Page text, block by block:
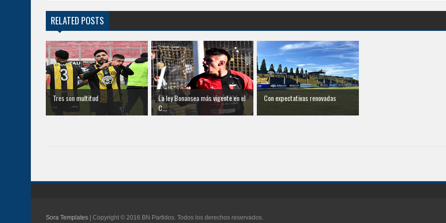
RELATED POSTS
Tres son multitud
La ley Bonansea más vigente en el
C...
Con expectativas renovadas
Sora Templates | Copyright © 2016 BN Partidos. Todos los derechos reservados.